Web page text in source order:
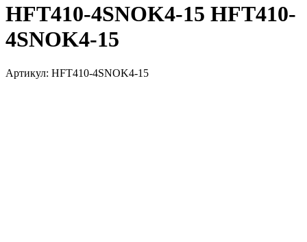
HFT410-4SNOK4-15 HFT410-
4SNOK4-15
Артикул: HFT410-4SNOK4-15